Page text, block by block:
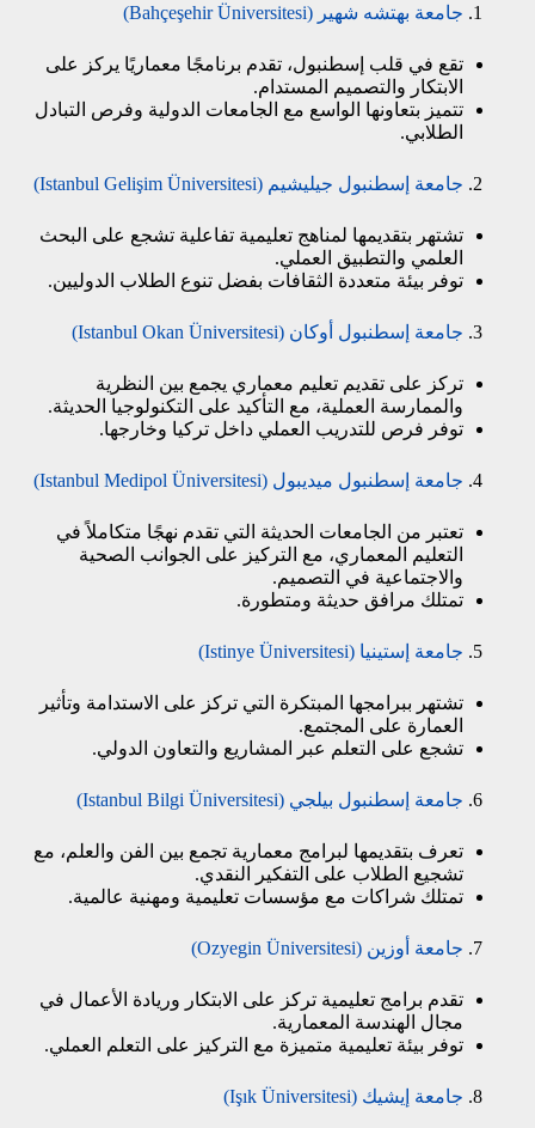
جامعة بهتشه شهير (Bahçeşehir Üniversitesi)
تقع في قلب إسطنبول، تقدم برنامجًا معماريًا يركز على
الابتكار والتصميم المستدام.
تتميز بتعاونها الواسع مع الجامعات الدولية وفرص التبادل
الطلابي.
جامعة إسطنبول جيليشيم (Istanbul Gelişim Üniversitesi)
تشتهر بتقديمها لمناهج تعليمية تفاعلية تشجع على البحث
العلمي والتطبيق العملي.
توفر بيئة متعددة الثقافات بفضل تنوع الطلاب الدوليين.
جامعة إسطنبول أوكان (Istanbul Okan Üniversitesi)
تركز على تقديم تعليم معماري يجمع بين النظرية
والممارسة العملية، مع التأكيد على التكنولوجيا الحديثة.
توفر فرص للتدريب العملي داخل تركيا وخارجها.
جامعة إسطنبول ميديبول (Istanbul Medipol Üniversitesi)
تعتبر من الجامعات الحديثة التي تقدم نهجًا متكاملاً في
التعليم المعماري، مع التركيز على الجوانب الصحية
والاجتماعية في التصميم.
تمتلك مرافق حديثة ومتطورة.
جامعة إستينيا (Istinye Üniversitesi)
تشتهر ببرامجها المبتكرة التي تركز على الاستدامة وتأثير
العمارة على المجتمع.
تشجع على التعلم عبر المشاريع والتعاون الدولي.
جامعة إسطنبول بيلجي (Istanbul Bilgi Üniversitesi)
تعرف بتقديمها لبرامج معمارية تجمع بين الفن والعلم، مع
تشجيع الطلاب على التفكير النقدي.
تمتلك شراكات مع مؤسسات تعليمية ومهنية عالمية.
جامعة أوزين (Ozyegin Üniversitesi)
تقدم برامج تعليمية تركز على الابتكار وريادة الأعمال في
مجال الهندسة المعمارية.
توفر بيئة تعليمية متميزة مع التركيز على التعلم العملي.
جامعة إيشيك (Işık Üniversitesi)